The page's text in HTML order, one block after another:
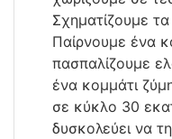
Σχηματίζουμε
Παίρνουμε ένα
πασπαλίζουμε
ένα κομμάτι
σε κύκλο 30
δυσκολεύει να